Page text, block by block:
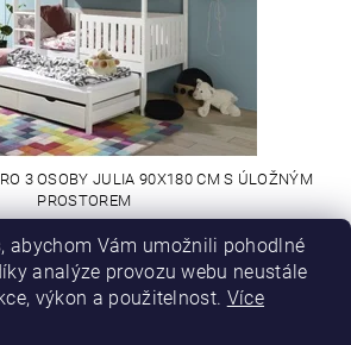
3 OSOBY JULIA 90X180 CM S ÚLOŽNÝM
PROSTOREM
14 310 Kč
abychom Vám umožnili pohodlné
analýze provozu webu neustále
výkon a použitelnost. Více